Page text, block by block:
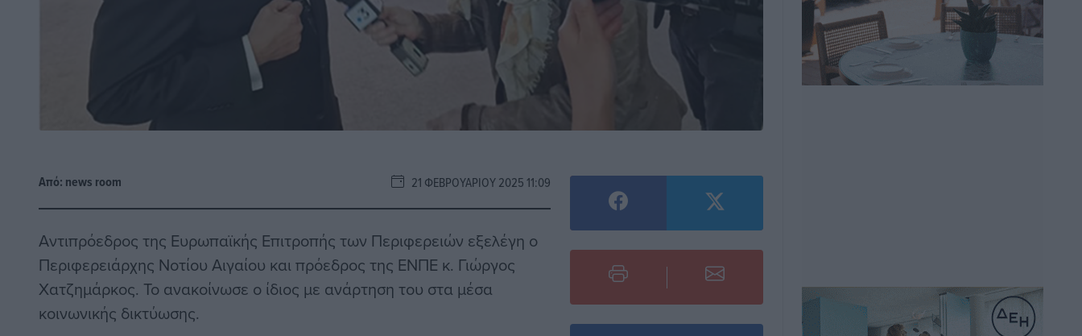
Από: news room 21 ΦΕΒΡΟΥΑΡΊΟΥ 2025 11:09
Αντιπρόεδρος της Ευρωπαϊκής Επιτροπής των Περιφερειών εξελέγη ο
Περιφερειάρχης Νοτίου Αιγαίου και πρόεδρος της ΕΝΠΕ κ. Γιώργος
Χατζημάρκος. To ανακοίνωσε ο ίδιος με ανάρτηση του στα μέσα
κοινωνικής δικτύωσης.